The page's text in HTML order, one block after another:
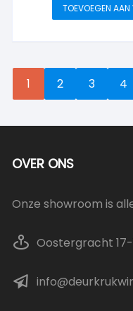
TOEVOEGEN
1 2 3 4
OVER ONS
Onze showroom is
Oostergracht 17-